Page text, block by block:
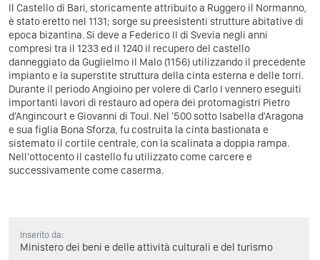
Il Castello di Bari, storicamente attribuito a Ruggero il Normanno,
è stato eretto nel 1131; sorge su preesistenti strutture abitative di
epoca bizantina. Si deve a Federico II di Svevia negli anni
compresi tra il 1233 ed il 1240 il recupero del castello
danneggiato da Guglielmo il Malo (1156) utilizzando il precedente
impianto e la superstite struttura della cinta esterna e delle torri.
Durante il periodo Angioino per volere di Carlo I vennero eseguiti
importanti lavori di restauro ad opera dei protomagistri Pietro
d'Angincourt e Giovanni di Toul. Nel '500 sotto Isabella d'Aragona
e sua figlia Bona Sforza, fu costruita la cinta bastionata e
sistemato il cortile centrale, con la scalinata a doppia rampa.
Nell'ottocento il castello fu utilizzato come carcere e
successivamente come caserma.
Inserito da:
Ministero dei beni e delle attività culturali e del turismo